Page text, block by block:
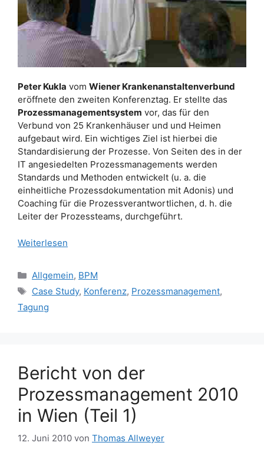
Peter Kukla vom Wiener Krankenanstaltenverbund
eröffnete den zweiten Konferenztag. Er stellte das
Prozessmanagementsystem vor, das für den
Verbund von 25 Krankenhäuser und und Heimen
aufgebaut wird. Ein wichtiges Ziel ist hierbei die
Standardisierung der Prozesse. Von Seiten des in der
IT angesiedelten Prozessmanagements werden
Standards und Methoden entwickelt (u. a. die
einheitliche Prozessdokumentation mit Adonis) und
Coaching für die Prozessverantwortlichen, d. h. die
Leiter der Prozessteams, durchgeführt.
Weiterlesen
Kategorien
Allgemein, BPM
Schlagwörter
Case Study, Konferenz, Prozessmanagement,
Tagung
Bericht von der
Prozessmanagement 2010
in Wien (Teil 1)
12. Juni 2010 von Thomas Allweyer